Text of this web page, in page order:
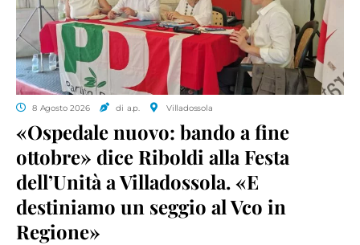
8 Agosto 2026 di a.p. Villadossola
«Ospedale nuovo: bando a fine
ottobre» dice Riboldi alla Festa
dell’Unità a Villadossola. «E
destiniamo un seggio al Vco in
Regione»